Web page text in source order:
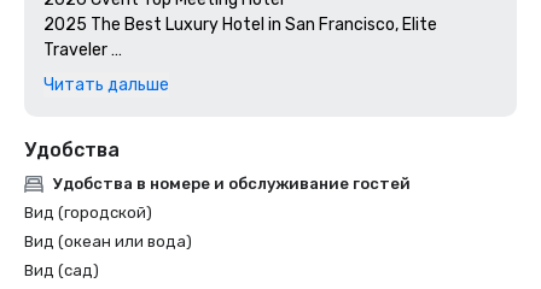
2025 The Best Luxury Hotel in San Francisco, Elite
Traveler
2023 Cvent Top Meeting Hotel
2023 Travel + Leisure 500 Best Hotels
2022 Meetings Today Best Of Award
2022 Travel+Leisure: The 5 Best Hotels in San Francisco
2022 THE MANUAL: Best Luxury
2022 Forbes: Best Hotel
2022 Local Getaways: Best Luxury Hotels in San
Читать дальше
Удобства
Удобства в номере и обслуживание гостей
Вид (городской)
Вид (океан или вода)
Вид (сад)